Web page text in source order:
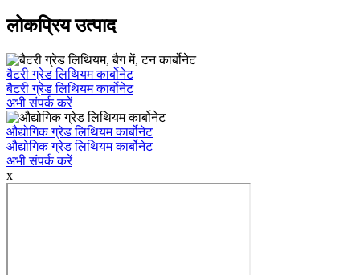
लोकप्रिय उत्पाद
बैटरी ग्रेड लिथियम कार्बोनेट
बैटरी ग्रेड लिथियम कार्बोनेट
अभी संपर्क करें
औद्योगिक ग्रेड लिथियम कार्बोनेट
औद्योगिक ग्रेड लिथियम कार्बोनेट
अभी संपर्क करें
x